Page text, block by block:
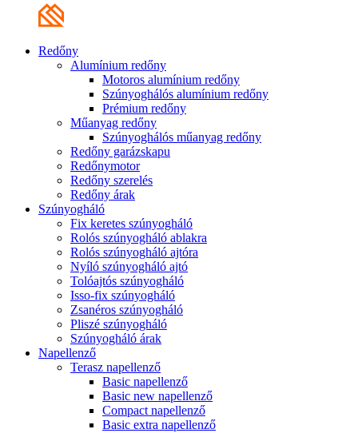
Redőny
Alumínium redőny
Motoros alumínium redőny
Szúnyoghálós alumínium redőny
Prémium redőny
Műanyag redőny
Szúnyoghálós műanyag redőny
Redőny garázskapu
Redőnymotor
Redőny szerelés
Redőny árak
Szúnyogháló
Fix keretes szúnyogháló
Rolós szúnyogháló ablakra
Rolós szúnyogháló ajtóra
Nyíló szúnyogháló ajtó
Tolóajtós szúnyogháló
Isso-fix szúnyogháló
Zsanéros szúnyogháló
Pliszé szúnyogháló
Szúnyogháló árak
Napellenző
Terasz napellenző
Basic napellenző
Basic new napellenző
Compact napellenző
Basic extra napellenző